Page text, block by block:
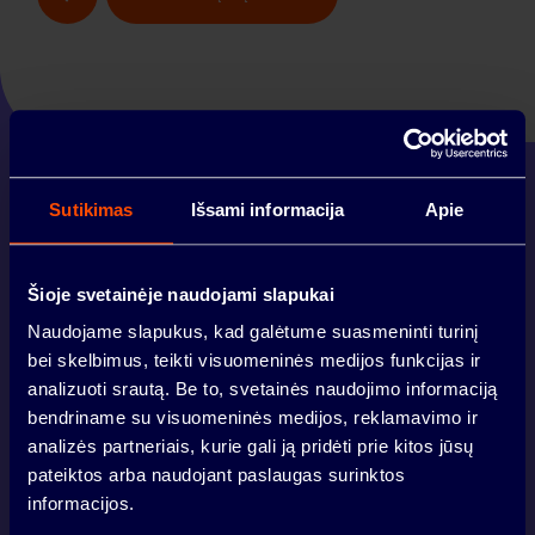
Sutikimas Išsami informacija Apie
Šioje svetainėje naudojami slapukai
Naudojame slapukus, kad galėtume suasmeninti turinį
bei skelbimus, teikti visuomeninės medijos funkcijas ir
analizuoti srautą. Be to, svetainės naudojimo informaciją
bendriname su visuomeninės medijos, reklamavimo ir
analizės partneriais, kurie gali ją pridėti prie kitos jūsų
pateiktos arba naudojant paslaugas surinktos
informacijos.
VILNIUS
KAUNAS
LOKACIJA
BENDRUOMENĖ